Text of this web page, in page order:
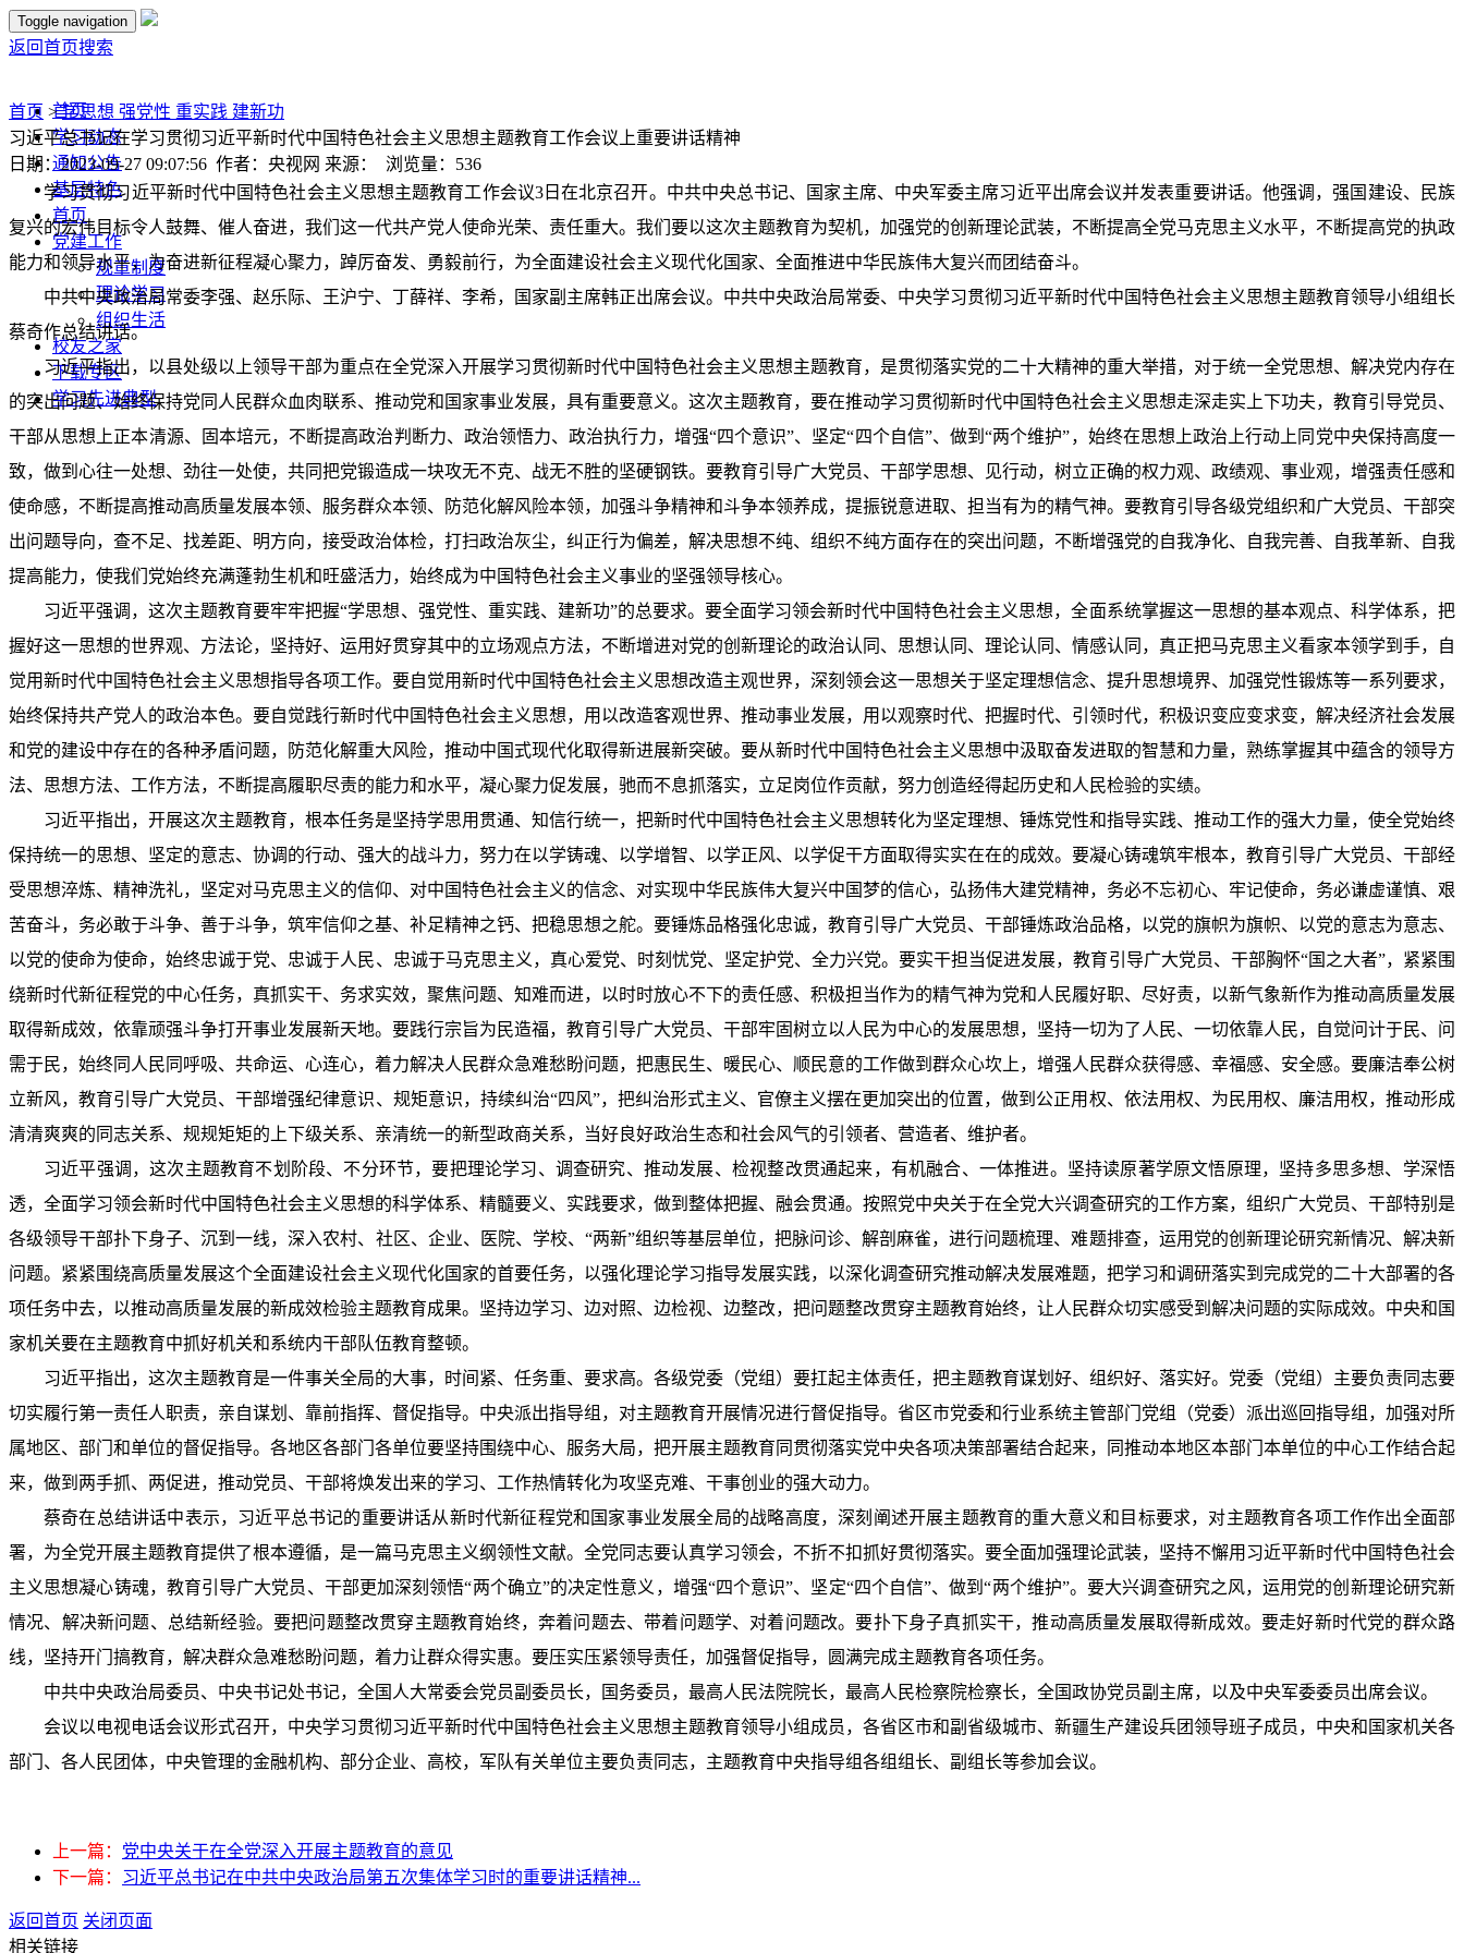
Toggle navigation
返回首页搜索
首页
学习动态
通知公告
基层特色
首页
党建工作
规章制度
理论学习
组织生活
校友之家
下载专区
学习先进典型
首页 >学思想 强党性 重实践 建新功
习近平总书记在学习贯彻习近平新时代中国特色社会主义思想主题教育工作会议上重要讲话精神
日期：2023-09-27 09:07:56 作者：央视网 来源： 浏览量： 536
学习贯彻习近平新时代中国特色社会主义思想主题教育工作会议3日在北京召开。中共中央总书记、国家主席、中央军委主席习近平出席会议并发表重要讲话。他强调，强国建设、民族
复兴的宏伟目标令人鼓舞、催人奋进，我们这一代共产党人使命光荣、责任重大。我们要以这次主题教育为契机，加强党的创新理论武装，不断提高全党马克思主义水平，不断提高党的执政
能力和领导水平，为奋进新征程凝心聚力，踔厉奋发、勇毅前行，为全面建设社会主义现代化国家、全面推进中华民族伟大复兴而团结奋斗。
中共中央政治局常委李强、赵乐际、王沪宁、丁薛祥、李希，国家副主席韩正出席会议。中共中央政治局常委、中央学习贯彻习近平新时代中国特色社会主义思想主题教育领导小组组长
蔡奇作总结讲话。
习近平指出，以县处级以上领导干部为重点在全党深入开展学习贯彻新时代中国特色社会主义思想主题教育，是贯彻落实党的二十大精神的重大举措，对于统一全党思想、解决党内存在
的突出问题、始终保持党同人民群众血肉联系、推动党和国家事业发展，具有重要意义。这次主题教育，要在推动学习贯彻新时代中国特色社会主义思想走深走实上下功夫，教育引导党员、
干部从思想上正本清源、固本培元，不断提高政治判断力、政治领悟力、政治执行力，增强“四个意识”、坚定“四个自信”、做到“两个维护”，始终在思想上政治上行动上同党中央保持高度一
致，做到心往一处想、劲往一处使，共同把党锻造成一块攻无不克、战无不胜的坚硬钢铁。要教育引导广大党员、干部学思想、见行动，树立正确的权力观、政绩观、事业观，增强责任感和
使命感，不断提高推动高质量发展本领、服务群众本领、防范化解风险本领，加强斗争精神和斗争本领养成，提振锐意进取、担当有为的精气神。要教育引导各级党组织和广大党员、干部突
出问题导向，查不足、找差距、明方向，接受政治体检，打扫政治灰尘，纠正行为偏差，解决思想不纯、组织不纯方面存在的突出问题，不断增强党的自我净化、自我完善、自我革新、自我
提高能力，使我们党始终充满蓬勃生机和旺盛活力，始终成为中国特色社会主义事业的坚强领导核心。
习近平强调，这次主题教育要牢牢把握“学思想、强党性、重实践、建新功”的总要求。要全面学习领会新时代中国特色社会主义思想，全面系统掌握这一思想的基本观点、科学体系，把
握好这一思想的世界观、方法论，坚持好、运用好贯穿其中的立场观点方法，不断增进对党的创新理论的政治认同、思想认同、理论认同、情感认同，真正把马克思主义看家本领学到手，自
觉用新时代中国特色社会主义思想指导各项工作。要自觉用新时代中国特色社会主义思想改造主观世界，深刻领会这一思想关于坚定理想信念、提升思想境界、加强党性锻炼等一系列要求，
始终保持共产党人的政治本色。要自觉践行新时代中国特色社会主义思想，用以改造客观世界、推动事业发展，用以观察时代、把握时代、引领时代，积极识变应变求变，解决经济社会发展
和党的建设中存在的各种矛盾问题，防范化解重大风险，推动中国式现代化取得新进展新突破。要从新时代中国特色社会主义思想中汲取奋发进取的智慧和力量，熟练掌握其中蕴含的领导方
法、思想方法、工作方法，不断提高履职尽责的能力和水平，凝心聚力促发展，驰而不息抓落实，立足岗位作贡献，努力创造经得起历史和人民检验的实绩。
习近平指出，开展这次主题教育，根本任务是坚持学思用贯通、知信行统一，把新时代中国特色社会主义思想转化为坚定理想、锤炼党性和指导实践、推动工作的强大力量，使全党始终
保持统一的思想、坚定的意志、协调的行动、强大的战斗力，努力在以学铸魂、以学增智、以学正风、以学促干方面取得实实在在的成效。要凝心铸魂筑牢根本，教育引导广大党员、干部经
受思想淬炼、精神洗礼，坚定对马克思主义的信仰、对中国特色社会主义的信念、对实现中华民族伟大复兴中国梦的信心，弘扬伟大建党精神，务必不忘初心、牢记使命，务必谦虚谨慎、艰
苦奋斗，务必敢于斗争、善于斗争，筑牢信仰之基、补足精神之钙、把稳思想之舵。要锤炼品格强化忠诚，教育引导广大党员、干部锤炼政治品格，以党的旗帜为旗帜、以党的意志为意志、
以党的使命为使命，始终忠诚于党、忠诚于人民、忠诚于马克思主义，真心爱党、时刻忧党、坚定护党、全力兴党。要实干担当促进发展，教育引导广大党员、干部胸怀“国之大者”，紧紧围
绕新时代新征程党的中心任务，真抓实干、务求实效，聚焦问题、知难而进，以时时放心不下的责任感、积极担当作为的精气神为党和人民履好职、尽好责，以新气象新作为推动高质量发展
取得新成效，依靠顽强斗争打开事业发展新天地。要践行宗旨为民造福，教育引导广大党员、干部牢固树立以人民为中心的发展思想，坚持一切为了人民、一切依靠人民，自觉问计于民、问
需于民，始终同人民同呼吸、共命运、心连心，着力解决人民群众急难愁盼问题，把惠民生、暖民心、顺民意的工作做到群众心坎上，增强人民群众获得感、幸福感、安全感。要廉洁奉公树
立新风，教育引导广大党员、干部增强纪律意识、规矩意识，持续纠治“四风”，把纠治形式主义、官僚主义摆在更加突出的位置，做到公正用权、依法用权、为民用权、廉洁用权，推动形成
清清爽爽的同志关系、规规矩矩的上下级关系、亲清统一的新型政商关系，当好良好政治生态和社会风气的引领者、营造者、维护者。
习近平强调，这次主题教育不划阶段、不分环节，要把理论学习、调查研究、推动发展、检视整改贯通起来，有机融合、一体推进。坚持读原著学原文悟原理，坚持多思多想、学深悟
透，全面学习领会新时代中国特色社会主义思想的科学体系、精髓要义、实践要求，做到整体把握、融会贯通。按照党中央关于在全党大兴调查研究的工作方案，组织广大党员、干部特别是
各级领导干部扑下身子、沉到一线，深入农村、社区、企业、医院、学校、“两新”组织等基层单位，把脉问诊、解剖麻雀，进行问题梳理、难题排查，运用党的创新理论研究新情况、解决新
问题。紧紧围绕高质量发展这个全面建设社会主义现代化国家的首要任务，以强化理论学习指导发展实践，以深化调查研究推动解决发展难题，把学习和调研落实到完成党的二十大部署的各
项任务中去，以推动高质量发展的新成效检验主题教育成果。坚持边学习、边对照、边检视、边整改，把问题整改贯穿主题教育始终，让人民群众切实感受到解决问题的实际成效。中央和国
家机关要在主题教育中抓好机关和系统内干部队伍教育整顿。
习近平指出，这次主题教育是一件事关全局的大事，时间紧、任务重、要求高。各级党委（党组）要扛起主体责任，把主题教育谋划好、组织好、落实好。党委（党组）主要负责同志要
切实履行第一责任人职责，亲自谋划、靠前指挥、督促指导。中央派出指导组，对主题教育开展情况进行督促指导。省区市党委和行业系统主管部门党组（党委）派出巡回指导组，加强对所
属地区、部门和单位的督促指导。各地区各部门各单位要坚持围绕中心、服务大局，把开展主题教育同贯彻落实党中央各项决策部署结合起来，同推动本地区本部门本单位的中心工作结合起
来，做到两手抓、两促进，推动党员、干部将焕发出来的学习、工作热情转化为攻坚克难、干事创业的强大动力。
蔡奇在总结讲话中表示，习近平总书记的重要讲话从新时代新征程党和国家事业发展全局的战略高度，深刻阐述开展主题教育的重大意义和目标要求，对主题教育各项工作作出全面部
署，为全党开展主题教育提供了根本遵循，是一篇马克思主义纲领性文献。全党同志要认真学习领会，不折不扣抓好贯彻落实。要全面加强理论武装，坚持不懈用习近平新时代中国特色社会
主义思想凝心铸魂，教育引导广大党员、干部更加深刻领悟“两个确立”的决定性意义，增强“四个意识”、坚定“四个自信”、做到“两个维护”。要大兴调查研究之风，运用党的创新理论研究新
情况、解决新问题、总结新经验。要把问题整改贯穿主题教育始终，奔着问题去、带着问题学、对着问题改。要扑下身子真抓实干，推动高质量发展取得新成效。要走好新时代党的群众路
线，坚持开门搞教育，解决群众急难愁盼问题，着力让群众得实惠。要压实压紧领导责任，加强督促指导，圆满完成主题教育各项任务。
中共中央政治局委员、中央书记处书记，全国人大常委会党员副委员长，国务委员，最高人民法院院长，最高人民检察院检察长，全国政协党员副主席，以及中央军委委员出席会议。
会议以电视电话会议形式召开，中央学习贯彻习近平新时代中国特色社会主义思想主题教育领导小组成员，各省区市和副省级城市、新疆生产建设兵团领导班子成员，中央和国家机关各
部门、各人民团体，中央管理的金融机构、部分企业、高校，军队有关单位主要负责同志，主题教育中央指导组各组组长、副组长等参加会议。
上一篇： 党中央关于在全党深入开展主题教育的意见
下一篇： 习近平总书记在中共中央政治局第五次集体学习时的重要讲话精神...
返回首页 关闭页面
相关链接